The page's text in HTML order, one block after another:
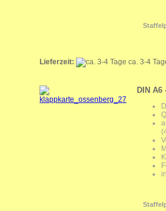
Lieferzeit: ca. 3-4
DIN